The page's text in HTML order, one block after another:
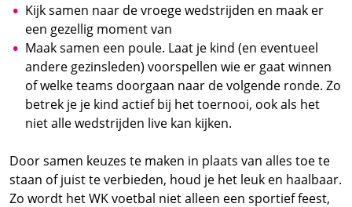
Kijk samen naar de vroege wedstrijden en maak er
een gezellig moment van
Maak samen een poule. Laat je kind (en eventueel
andere gezinsleden) voorspellen wie er gaat winnen
of welke teams doorgaan naar de volgende ronde. Zo
betrek je je kind actief bij het toernooi, ook als het
niet alle wedstrijden live kan kijken.
Door samen keuzes te maken in plaats van alles toe te
staan of juist te verbieden, houd je het leuk en haalbaar.
Zo wordt het WK voetbal niet alleen een sportief feest,